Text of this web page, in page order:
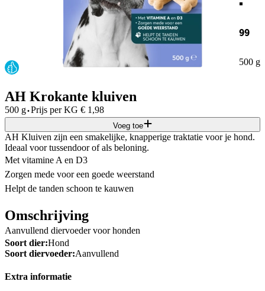
99
500 g
AH Krokante kluiven
500 g·Prijs per KG € 1,98
Voeg toe
AH Kluiven zijn een smakelijke, knapperige traktatie voor je hond.
Ideaal voor tussendoor of als beloning.
Met vitamine A en D3
Zorgen mede voor een goede weerstand
Helpt de tanden schoon te kauwen
Omschrijving
Aanvullend diervoeder voor honden
Soort dier:Hond
Soort diervoeder:Aanvullend
Extra informatie